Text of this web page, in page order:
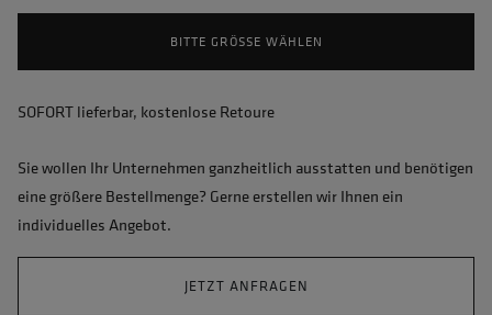
BITTE GRÖSSE WÄHLEN
SOFORT lieferbar, kostenlose Retoure
Sie wollen Ihr Unternehmen ganzheitlich ausstatten und benötigen
eine größere Bestellmenge? Gerne erstellen wir Ihnen ein
individuelles Angebot.
JETZT ANFRAGEN